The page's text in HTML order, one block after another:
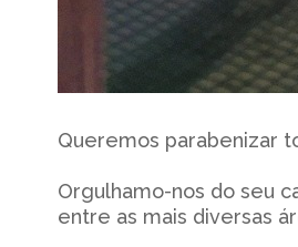
Queremos parabenizar
Orgulhamo-nos do seu
entre as mais diversas